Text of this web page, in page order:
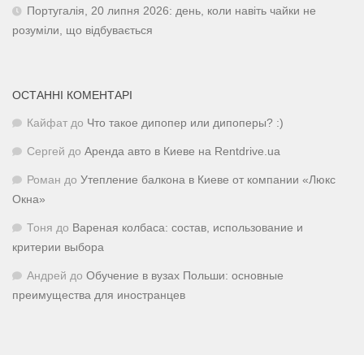
Португалія, 20 липня 2026: день, коли навіть чайки не
розуміли, що відбувається
ОСТАННІ КОМЕНТАРІ
Кайфат до Что такое дипопер или дипоперы? :)
Сергей до Аренда авто в Киеве на Rentdrive.ua
Роман до Утепление балкона в Киеве от компании «Люкс
Окна»
Тоня до Вареная колбаса: состав, использование и
критерии выбора
Андрей до Обучение в вузах Польши: основные
преимущества для иностранцев